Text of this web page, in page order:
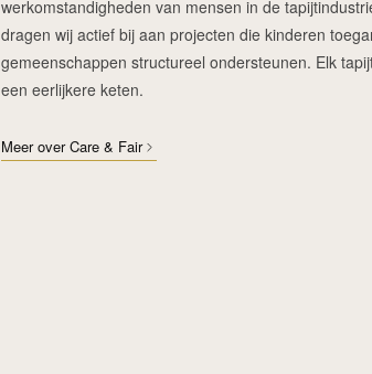
werkomstandigheden van mensen in de
dragen wij actief bij aan projecten die kinderen
gemeenschappen structureel ondersteunen. Elk
een eerlijkere keten.
Meer over Care & Fair